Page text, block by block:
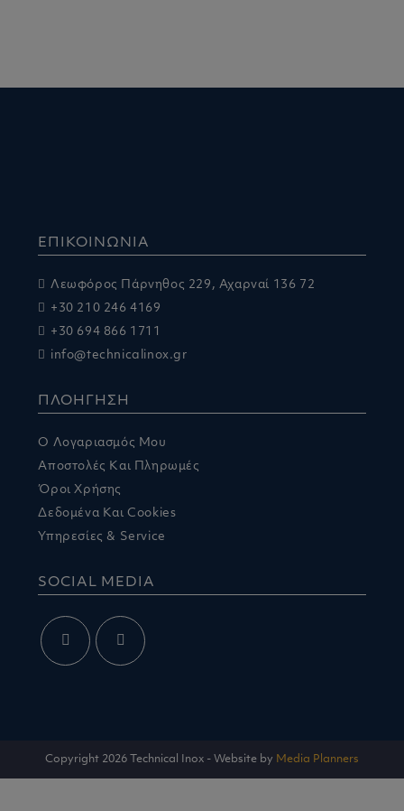
ΕΠΙΚΟΙΝΩΝΙΑ
Λεωφόρος Πάρνηθος 229, Αχαρναί 136 72
+30 210 246 4169
+30 694 866 1711
info@technicalinox.gr
ΠΛΟΗΓΗΣΗ
Ο Λογαριασμός Μου
Αποστολές Και Πληρωμές
Όροι Χρήσης
Δεδομένα Και Cookies
Υπηρεσίες & Service
SOCIAL MEDIA
tab
tab
Copyright 2026 Technical Inox - Website by Media Planners